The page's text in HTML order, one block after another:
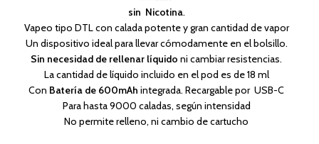
sin Nicotina.
Vapeo tipo DTL con calada potente y gran cantidad de vapor
Un dispositivo ideal para llevar cómodamente en el bolsillo.
Sin necesidad de rellenar líquido ni cambiar resistencias.
La cantidad de líquido incluido en el pod es de 18 ml
Con Batería de 600mAh integrada. Recargable por USB-C
Para hasta 9000 caladas, según intensidad
No permite relleno, ni cambio de cartucho